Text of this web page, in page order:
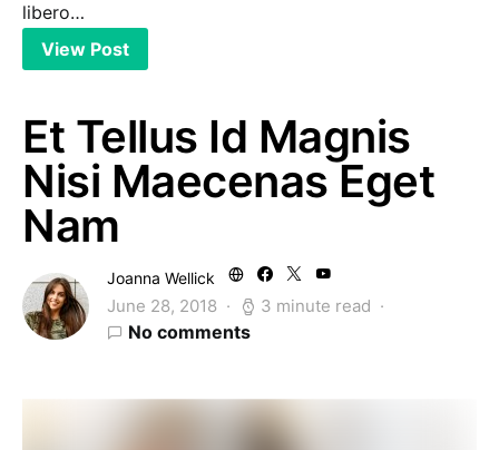
libero…
View Post
Et Tellus Id Magnis
Nisi Maecenas Eget
Nam
Joanna Wellick
June 28, 2018 3 minute read
No comments